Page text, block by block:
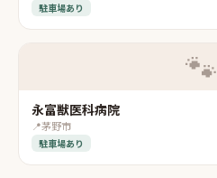
駐車場あり
🐾
永富獣医科病院
📍茅野市
駐車場あり